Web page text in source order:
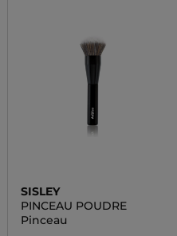
SISLEY
PINCEAU POUDRE
Pinceau